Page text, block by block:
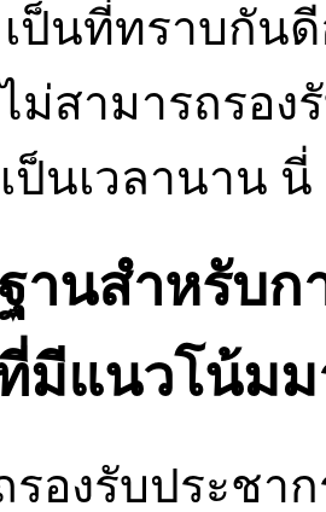
ป็นที่ทราบกัน
ม่สามารถรอง
ป็นเวลานาน นี่
านสำหรับก
มีแนวโน้ม
รองรับประชา